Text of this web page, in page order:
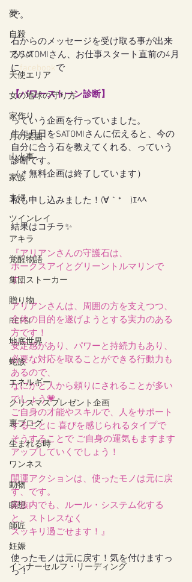
夢
自殺
アリス
天使エリア
女の地球の守り方
家作り
月の楽園
山火事
家族
夫婦
ツインレイ
アキラ
覚醒物語
集団ストーカー
贈り物
REFSI
地底世界
蛇族
エネルギー
クリスマスプレゼント企画
裏ブログ
生まれる時
ワンネス
動物
瞑想
師匠
妊娠
インナーセルフ・リーディング
で。
石からのメッセージを受け取る事が出来
るSATOMIさん、お仕事スタート直前の4月
にfacebookで
【パワーストーン診断】
っていう企画を行っていました。
生年月日をSATOMIさんに伝えると、今の
自分に合う石を教えてくれる、っていう
診断です。
（＊無料企画は終了しています）
私も申し込みました！(∀｀*ゞ)ｴﾍﾍ
結果はコチラ✨
『アリアンさんの守護石は、
ホークスアイとグリーントルマリンで
す。
アリアンさんは、周囲の方を支えつつ、
全体の目的を遂げようとする実力のある
方です！
安定感があり、パワーと持続力もあり、
必要な対応を取ることができる行動力も
あるので、
なにかと人から頼りにされることが多い
でしょう💗
ご自身の才能やスキルで、人をサポート
することに 喜びを感じられるタイプで
そうすることで ご自身の運気もますます
アップしていくでしょう！
開運アクションは、使ったモノは元に戻
す、です。
家族内でも、ルール・システム化する
と、ストレスなく
スッキリ過ごせます！』
使ったモノは元に戻す！気を付けますっ
っ！